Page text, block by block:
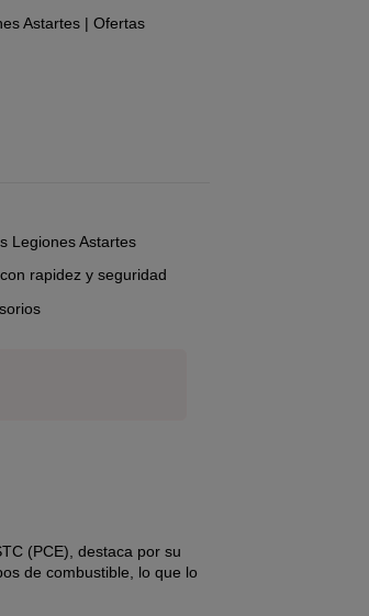
Astartes| Ofertas
Legiones Astartes
rapidez y seguridad
(PCE), destaca por su
de combustible, lo que lo